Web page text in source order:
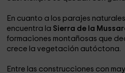
En cuanto a los parajes
encuentra la Sierra de la
formaciones montañosas que
crece la vegetación autóctona.
Entre las construcciones con